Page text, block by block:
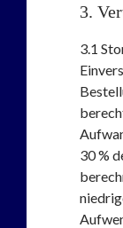
3.
3.1
30 %